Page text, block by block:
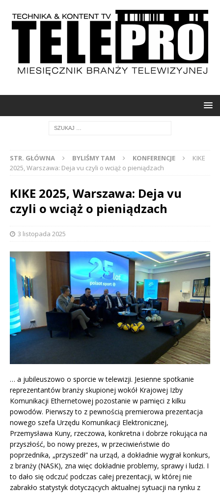
STR. GŁÓWNA BYLIŚMY TAM KONFERENCJE
KIKE
2025, Warszawa: Deja vu czyli o wciąż o pieniądzach
KIKE 2025, Warszawa: Deja vu
czyli o wciąż o pieniądzach
3 listopada 2025
… a jubileuszowo o sporcie w telewizji. Jesienne spotkanie
reprezentantów branży skupionej wokół Krajowej Izby
Komunikacji Ethernetowej pozostanie w pamięci z kilku
powodów. Pierwszy to z pewnością premierowa prezentacja
nowego szefa Urzędu Komunikacji Elektronicznej,
Przemysława Kuny, rzeczowa, konkretna i dobrze rokująca na
przyszłość, bo nowy prezes, w przeciwieństwie do
poprzednika, „przyszedł” na urząd, a dokładnie wygrał konkurs,
z branży (NASK), zna więc dokładnie problemy, sprawy i ludzi. I
to dało się odczuć podczas całej prezentacji, w której nie
zabrakło statystyk dotyczących aktualnej sytuacji na rynku z